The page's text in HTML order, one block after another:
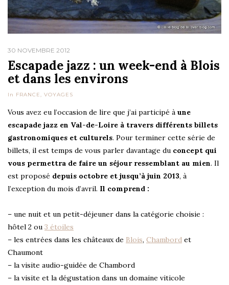
30 NOVEMBRE 2012
Escapade jazz : un week-end à Blois
et dans les environs
In FRANCE VOYAGES
Vous avez eu l’occasion de lire que j’ai participé à une
escapade jazz en Val-de-Loire à travers différents billets
gastronomiques et culturels. Pour terminer cette série de
billets, il est temps de vous parler davantage du concept qui
vous permettra de faire un séjour ressemblant au mien. Il
est proposé depuis octobre et jusqu’à juin 2013, à
l’exception du mois d’avril. Il comprend :
– une nuit et un petit-déjeuner dans la catégorie choisie :
hôtel 2 ou 3 étoiles
– les entrées dans les châteaux de Blois, Chambord et
Chaumont
– la visite audio-guidée de Chambord
– la visite et la dégustation dans un domaine viticole